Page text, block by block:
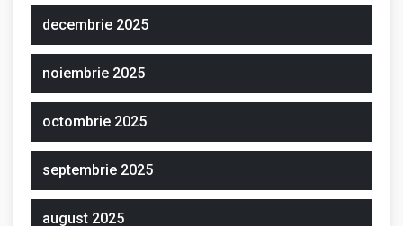
decembrie 2025
noiembrie 2025
octombrie 2025
septembrie 2025
august 2025